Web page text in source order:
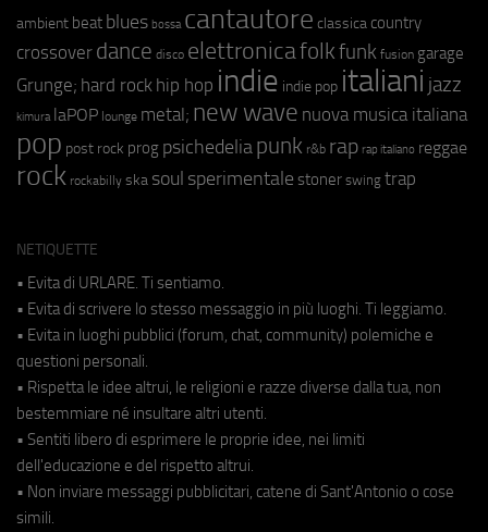
ambient beat blues bossa cantautore classica country
crossover dance disco elettronicafolkfunk fusion garage
Grunge; hard rock hip hop indie indie pop italiani jazz
kimura laPOP lounge metal; new wave nuova musica italiana
pop post rock prog psichedeliapunk r&b rap rap italiano reggae
rock rockabilly ska soul sperimentale stoner swing trap
NETIQUETTE
• Evita di URLARE. Ti sentiamo.
• Evita di scrivere lo stesso messaggio in più luoghi. Ti leggiamo.
• Evita in luoghi pubblici (forum, chat, community) polemiche e
questioni personali.
• Rispetta le idee altrui, le religioni e razze diverse dalla tua, non
bestemmiare né insultare altri utenti.
• Sentiti libero di esprimere le proprie idee, nei limiti
dell'educazione e del rispetto altrui.
• Non inviare messaggi pubblicitari, catene di Sant'Antonio o cose
simili.